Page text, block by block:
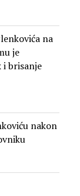
na
je
i brisanje
nakon